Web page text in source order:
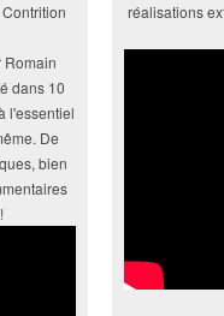
Romain
dans 10
l'essentiel
De
bien
réalisations